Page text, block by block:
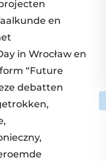
en
in Wrocław en
“Future
debatten